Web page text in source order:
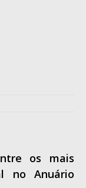
os mais
no Anuário